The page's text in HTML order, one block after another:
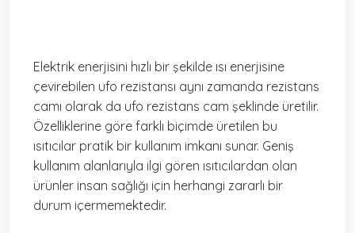
Elektrik enerjisini hızlı bir şekilde ısı enerjisine
çevirebilen ufo rezistansı aynı zamanda rezistans
camı olarak da ufo rezistans cam şeklinde üretilir.
Özelliklerine göre farklı biçimde üretilen bu
ısıtıcılar pratik bir kullanım imkanı sunar. Geniş
kullanım alanlarıyla ilgi gören ısıtıcılardan olan
ürünler insan sağlığı için herhangi zararlı bir
durum içermemektedir.